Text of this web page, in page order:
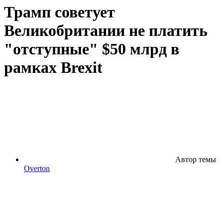
Трамп советует
Великобритании не платить
"отступные" $50 млрд в
рамках Brexit
Автор темы
Overton